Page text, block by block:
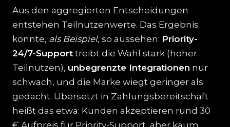
Aus den aggregierten Entscheidungen
entstehen Teilnutzenwerte. Das Ergebnis
könnte, als Beispiel, so aussehen: Priority-
24/7-Support treibt die Wahl stark (hoher
Teilnutzen), unbegrenzte Integrationen nur
schwach, und die Marke wiegt geringer als
gedacht. Übersetzt in Zahlungsbereitschaft
heißt das etwa: Kunden akzeptieren rund 30
€ Aufpreis für Priority-Support, aber kaum